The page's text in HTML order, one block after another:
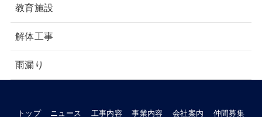
教育施設
解体工事
雨漏り
トップ ニュース 工事内容 事業内容 会社案内 仲間募集